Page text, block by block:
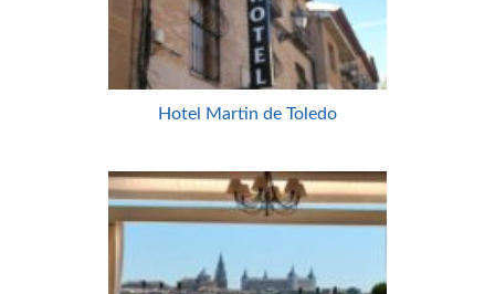
Hotel Martin de Toledo